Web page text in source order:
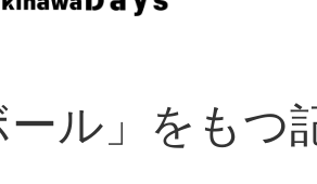
ール」をもつ